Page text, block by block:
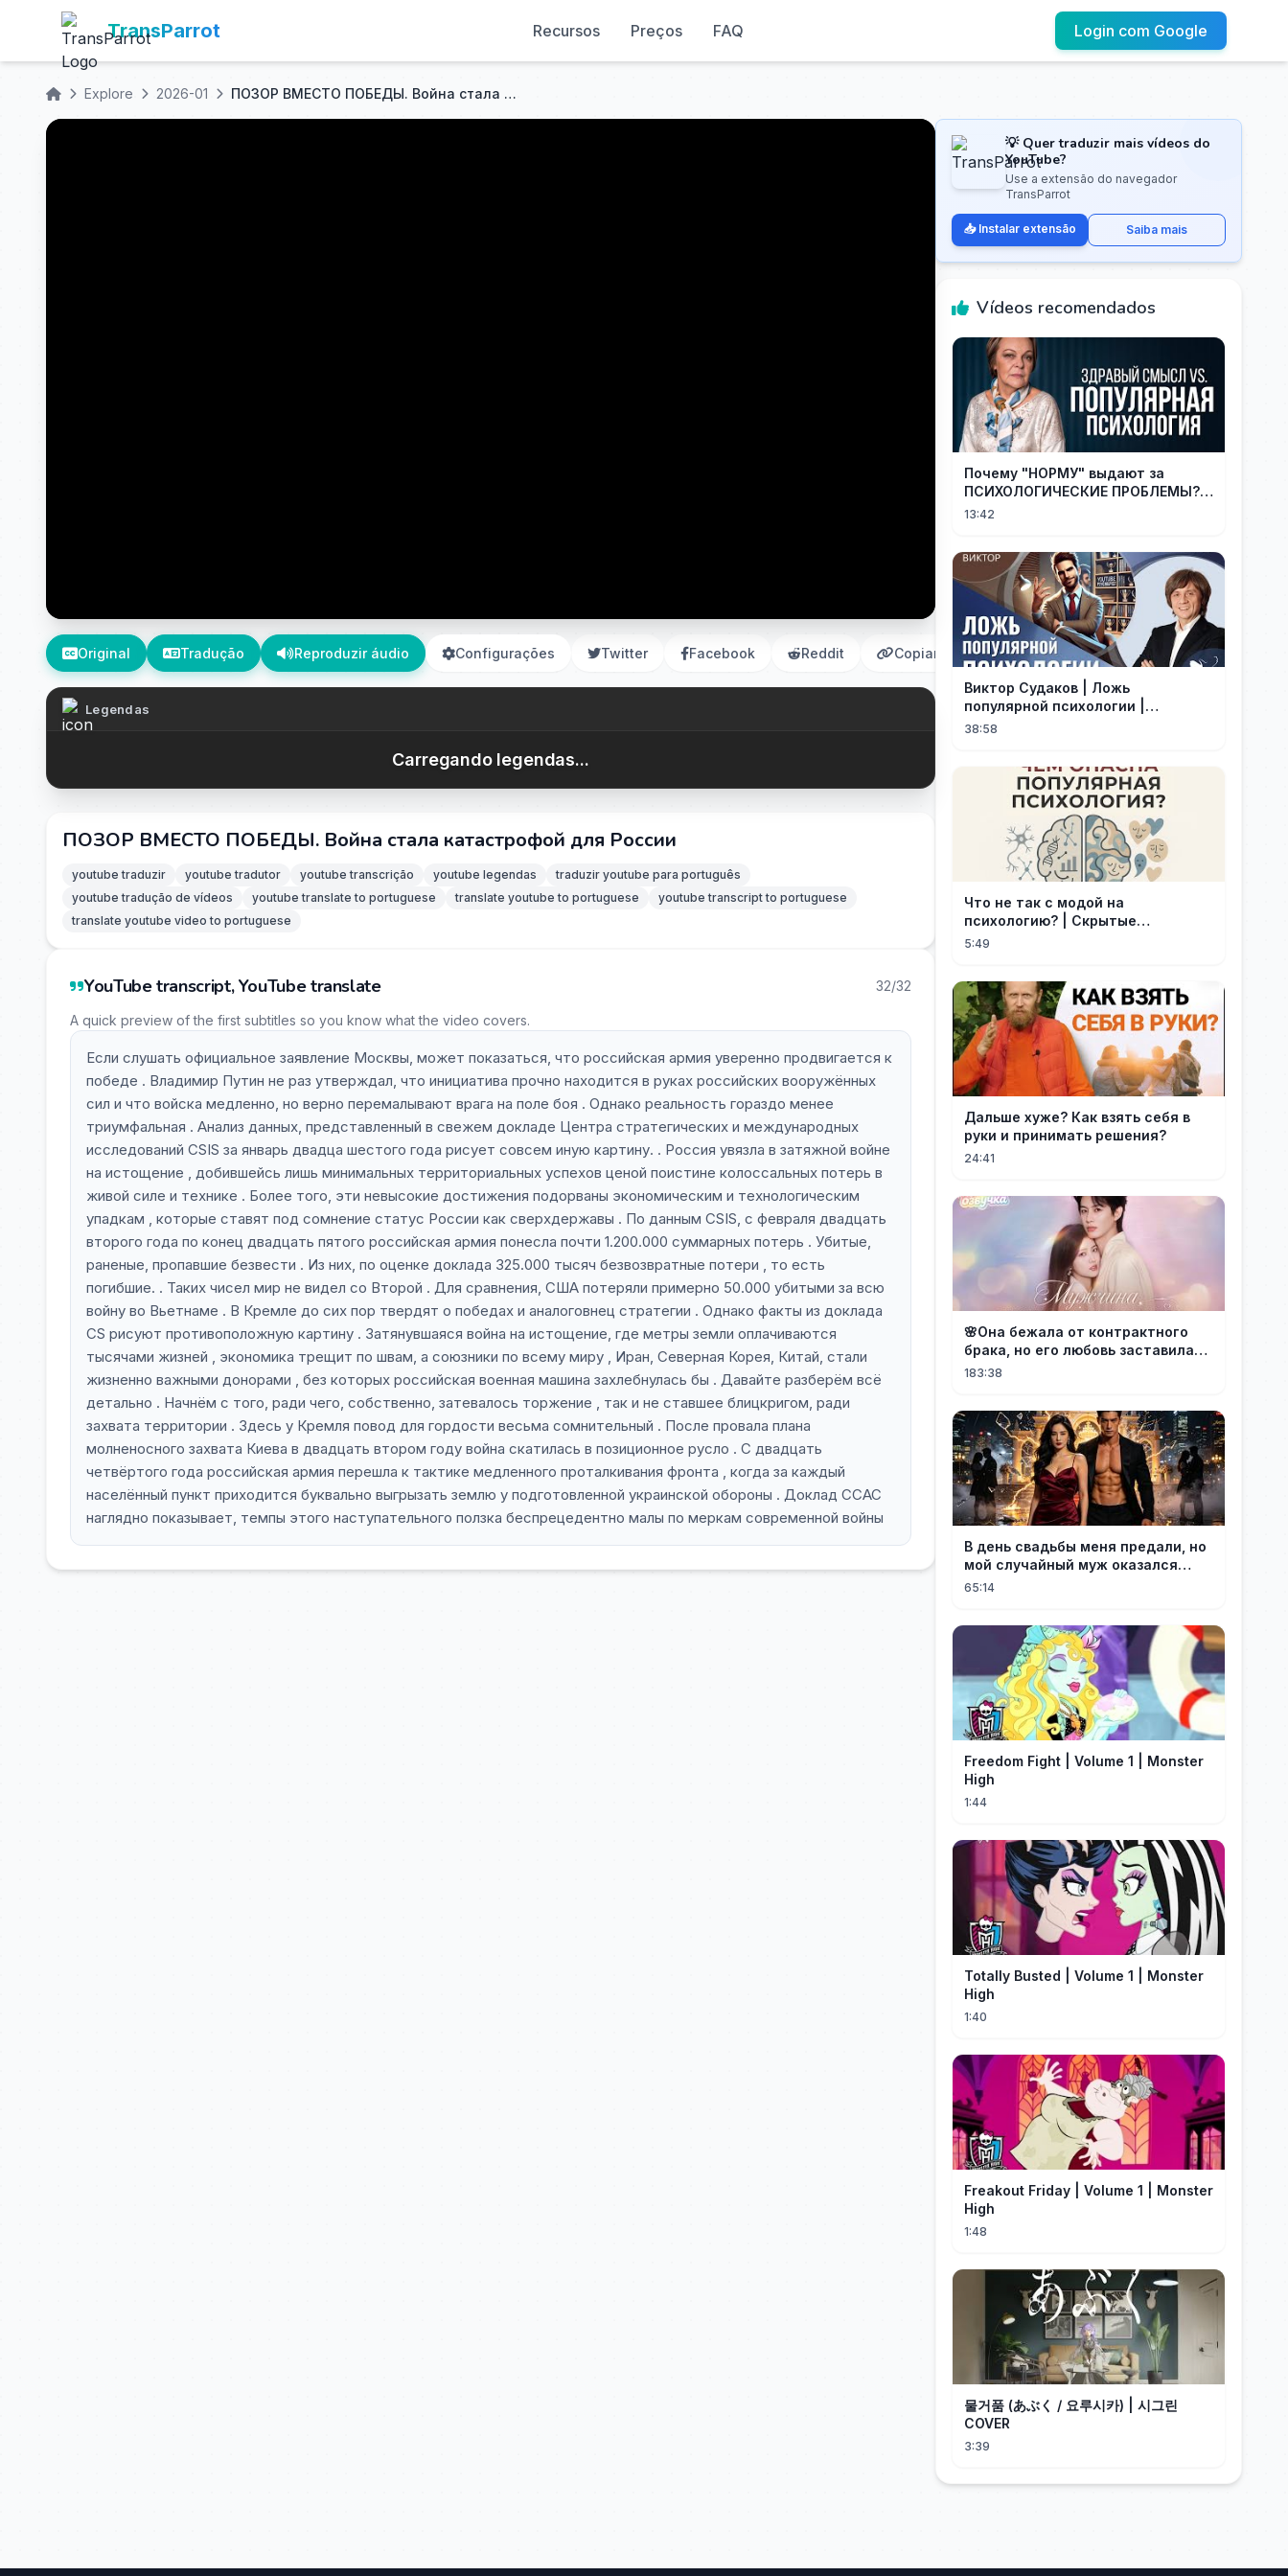
TransParrot Recursos Preços FAQ Login com Google
Explore 2026-01 ПОЗОР ВМЕСТО ПОБЕДЫ. Война стала катастрофой для России
Original Tradução Reproduzir áudio Configurações Twitter Facebook Reddit Copiar
Legendas
Carregando legendas...
ПОЗОР ВМЕСТО ПОБЕДЫ. Война стала катастрофой для России
youtube traduzir youtube tradutor youtube transcrição youtube legendas
traduzir youtube para português
youtube tradução de vídeos
youtube translate to portuguese translate youtube to portuguese
youtube transcript to portuguese
translate youtube video to portuguese
YouTube transcript, YouTube translate 32/32
A quick preview of the first subtitles so you know what the video covers.
Если слушать официальное заявление Москвы, может показаться, что российская армия уверенно продвигается к
победе . Владимир Путин не раз утверждал, что инициатива прочно находится в руках российских вооружённых
сил и что войска медленно, но верно перемалывают врага на поле боя . Однако реальность гораздо менее
триумфальная . Анализ данных, представленный в свежем докладе Центра стратегических и международных
исследований CSIS за январь двадца шестого года рисует совсем иную картину. . Россия увязла в затяжной войне
на истощение , добившейсь лишь минимальных территориальных успехов ценой поистине колоссальных потерь в
живой силе и технике . Более того, эти невысокие достижения подорваны экономическим и технологическим
упадкам , которые ставят под сомнение статус России как сверхдержавы . По данным CSIS, с февраля двадцать
второго года по конец двадцать пятого российская армия понесла почти 1.200.000 суммарных потерь . Убитые,
раненые, пропавшие безвести . Из них, по оценке доклада 325.000 тысяч безвозвратные потери , то есть
погибшие. . Таких чисел мир не видел со Второй . Для сравнения, США потеряли примерно 50.000 убитыми за всю
войну во Вьетнаме . В Кремле до сих пор твердят о победах и аналоговнец стратегии . Однако факты из доклада
CS рисуют противоположную картину . Затянувшаяся война на истощение, где метры земли оплачиваются
тысячами жизней , экономика трещит по швам, а союзники по всему миру , Иран, Северная Корея, Китай, стали
жизненно важными донорами , без которых российская военная машина захлебнулась бы . Давайте разберём всё
детально . Начнём с того, ради чего, собственно, затевалось торжение , так и не ставшее блицкригом, ради
захвата территории . Здесь у Кремля повод для гордости весьма сомнительный . После провала плана
молненосного захвата Киева в двадцать втором году война скатилась в позиционное русло . С двадцать
четвёртого года российская армия перешла к тактике медленного проталкивания фронта , когда за каждый
населённый пункт приходится буквально выгрызать землю у подготовленной украинской обороны . Доклад ССАС
наглядно показывает, темпы этого наступательного ползка беспрецедентно малы по меркам современной войны
💡 Quer traduzir mais vídeos do
YouTube?
Use a extensão do navegador
TransParrot
📥 Instalar extensão Saiba mais
Vídeos recomendados
Почему "НОРМУ" выдают за
ПСИХОЛОГИЧЕСКИЕ ПРОБЛЕМЫ?
Последствия "популярной"
13:42
Виктор Судаков | Ложь
популярной психологии |
Проповедь
38:58
Что не так с модой на
психологию? | Скрытые
опасности популярности
5:49
Дальше хуже? Как взять себя в
руки и принимать решения?
24:41
🌸Она бежала от контрактного
брака, но его любовь заставила
её понять: он — тот самый!
183:38
В день свадьбы меня предали, но
мой случайный муж оказался
настоящим миллионером
65:14
Freedom Fight | Volume 1 | Monster
High
1:44
Totally Busted | Volume 1 | Monster
High
1:40
Freakout Friday | Volume 1 | Monster
High
1:48
물거품 (あぶく / 요루시카) | 시그린
COVER
3:39